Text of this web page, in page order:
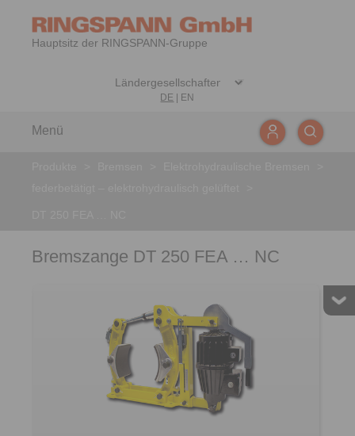
Hauptsitz der RINGSPANN-Gruppe
DE EN
Menü
Bremszange DT 250 FEA … NC